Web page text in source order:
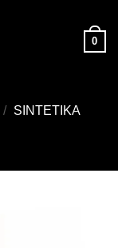
0
/ SINTETIKA